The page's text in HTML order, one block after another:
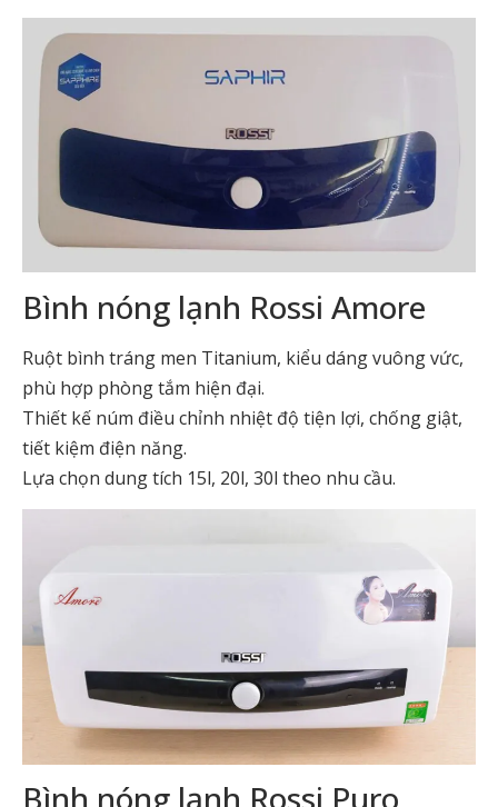
Bình nóng lạnh Rossi Amore
Ruột bình tráng men Titanium, kiểu dáng vuông vức,
phù hợp phòng tắm hiện đại.
Thiết kế núm điều chỉnh nhiệt độ tiện lợi, chống giật,
tiết kiệm điện năng.
Lựa chọn dung tích 15l, 20l, 30l theo nhu cầu.
Bình nóng lạnh Rossi Puro